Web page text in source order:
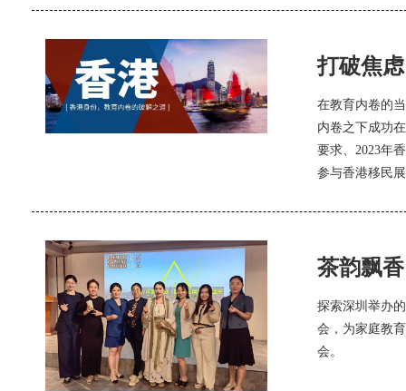
打破焦
在教育内卷的
内卷之下成功
要求、2023年
参与香港移民
茶韵飘
探索深圳举办
会，为家庭教
会。